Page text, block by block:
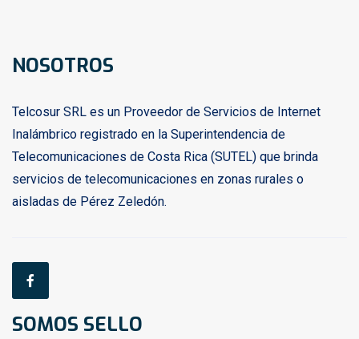
NOSOTROS
Telcosur SRL es un Proveedor de Servicios de Internet
Inalámbrico registrado en la Superintendencia de
Telecomunicaciones de Costa Rica (SUTEL) que brinda
servicios de telecomunicaciones en zonas rurales o
aisladas de Pérez Zeledón.
SOMOS SELLO